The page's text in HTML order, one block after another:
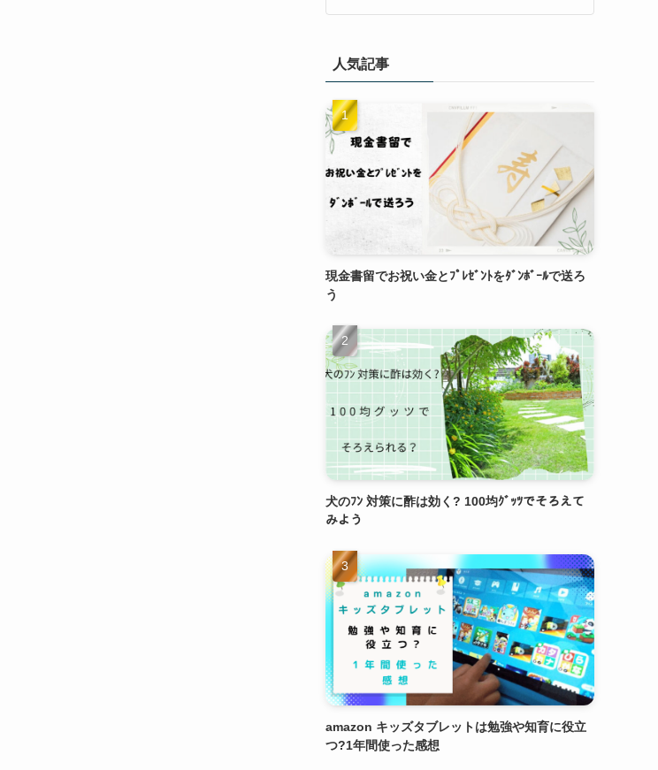
人気記事
現金書留でお祝い金とﾌﾟﾚｾﾞﾝﾄをﾀﾞﾝﾎﾞｰﾙで送ろ
う
犬のﾌﾝ 対策に酢は効く? 100均ｸﾞｯﾂでそろえて
みよう
amazon キッズタブレットは勉強や知育に役立
つ?1年間使った感想